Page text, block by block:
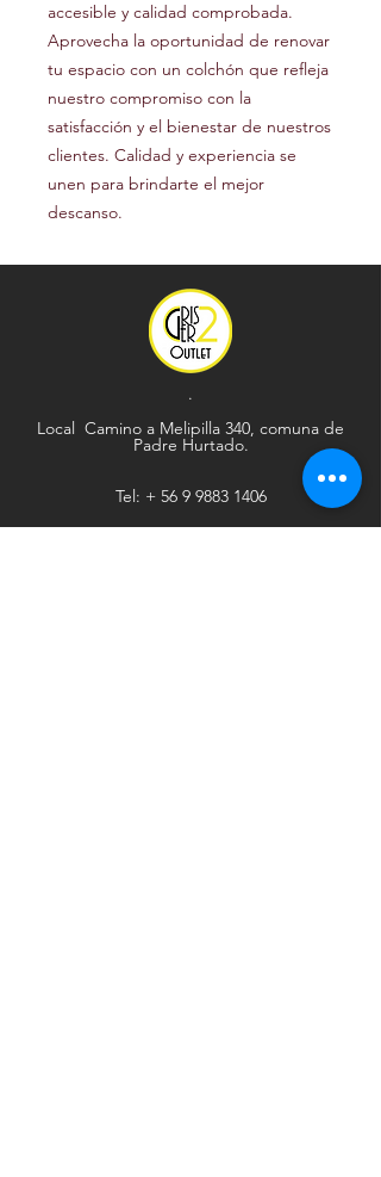
accesible y calidad comprobada.
Aprovecha la oportunidad de renovar
tu espacio con un colchón que refleja
nuestro compromiso con la
satisfacción y el bienestar de nuestros
clientes. Calidad y experiencia se
unen para brindarte el mejor
descanso.
.
Local Camino a Melipilla 340, comuna de
Padre Hurtado.
Tel: + 56 9 9883 1406